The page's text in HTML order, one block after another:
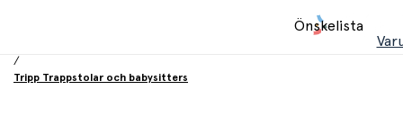
Önskelista
/
Tripp Trappstolar och babysitters